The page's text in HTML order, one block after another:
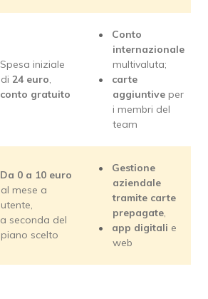
Spesa iniziale
di 24 euro
conto gratuito
Conto
internazionale
multivaluta;
carte
aggiuntive per
i membri del
team
Da 0 a 10 euro
al mese a
utente,
a seconda del
piano scelto
Gestione
aziendale
tramite carte
prepagate
app digitali e
web